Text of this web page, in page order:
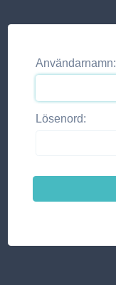
Användarnamn:
Lösenord: